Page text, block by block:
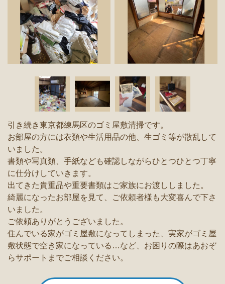
引き続き東京都練馬区のゴミ屋敷清掃です。
お部屋の方には衣類や生活用品の他、生ゴミ等が散乱して
いました。
書類や写真類、手紙なども確認しながらひとつひとつ丁寧
に仕分けしていきます。
出てきた貴重品や重要書類はご家族にお渡ししました。
綺麗になったお部屋を見て、ご依頼者様も大変喜んで下さ
いました。
ご依頼ありがとうございました。
住んでいる家がゴミ屋敷になってしまった、実家がゴミ屋
敷状態で空き家になっている…など、お困りの際はあおぞ
らサポートまでご相談ください。